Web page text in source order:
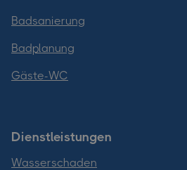
Badsanierung
Badplanung
Gäste-WC
Dienstleistungen
Wasserschaden